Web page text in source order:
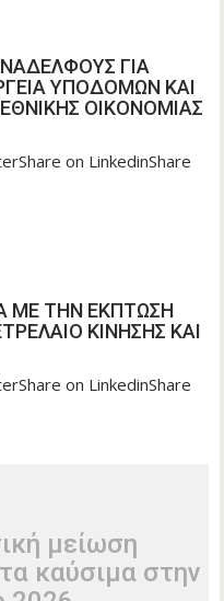
ΓΙΑ
ΥΠΟΔΟΜΩΝ ΚΑΙ
ΟΙΚΟΝΟΜΙΑΣ
on LinkedinShare
ΜΕ ΤΗΝ ΕΚΠΤΩΣΗ
ΚΙΝΗΣΗΣ ΚΑΙ
on LinkedinShare
μείωση
καύσιμα στην